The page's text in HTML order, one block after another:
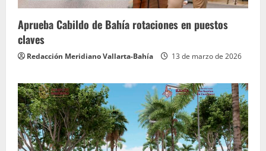
Aprueba Cabildo de Bahía rotaciones en puestos
claves
Redacción Meridiano Vallarta-Bahía 13 de marzo de 2026